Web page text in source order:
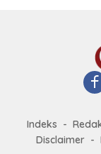
Indeks
Disclaimer